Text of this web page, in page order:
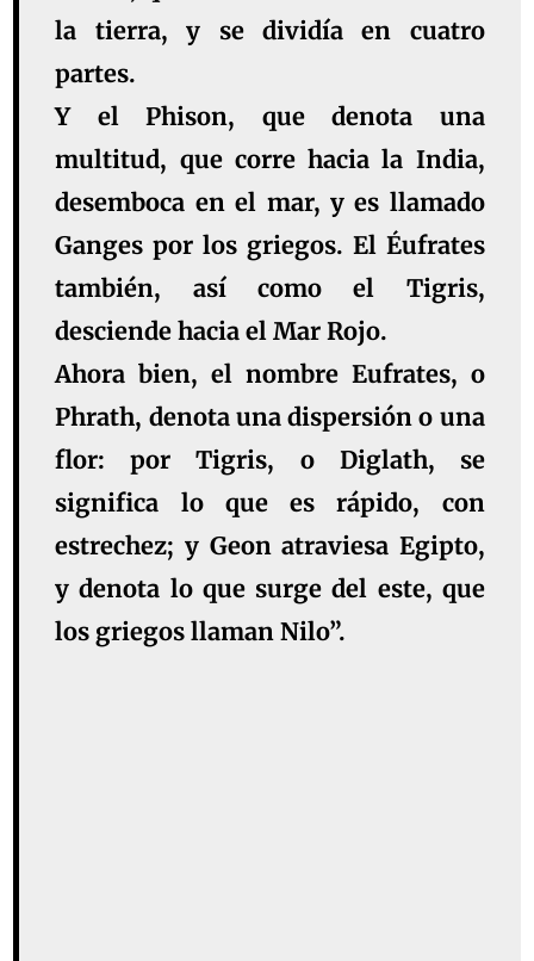
la tierra, y se dividía en cuatro
partes.
Y el Phison, que denota una
multitud, que corre hacia la India,
desemboca en el mar, y es llamado
Ganges por los griegos. El Éufrates
también, así como el Tigris,
desciende hacia el Mar Rojo.
Ahora bien, el nombre Eufrates, o
Phrath, denota una dispersión o una
flor: por Tigris, o Diglath, se
significa lo que es rápido, con
estrechez; y Geon atraviesa Egipto,
y denota lo que surge del este, que
los griegos llaman Nilo”.